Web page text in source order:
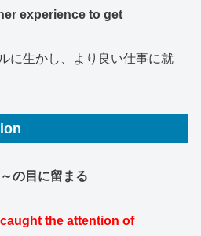
her experience to get
に生かし、より良い仕事に就
の目に留まる
caught the attention of